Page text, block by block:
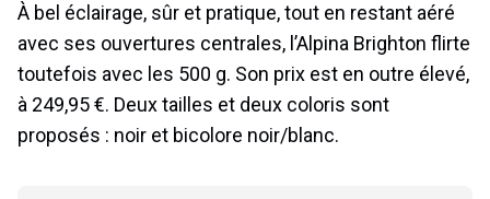
À bel éclairage, sûr et pratique, tout en restant aéré
avec ses ouvertures centrales, l’Alpina Brighton flirte
toutefois avec les 500 g. Son prix est en outre élevé,
à 249,95 €. Deux tailles et deux coloris sont
proposés : noir et bicolore noir/blanc.